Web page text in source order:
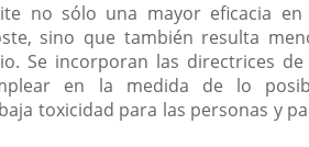
no sólo una mayor eficacia en
sino que también resulta
Se incorporan las directrices de
en la medida de lo
toxicidad para las personas y